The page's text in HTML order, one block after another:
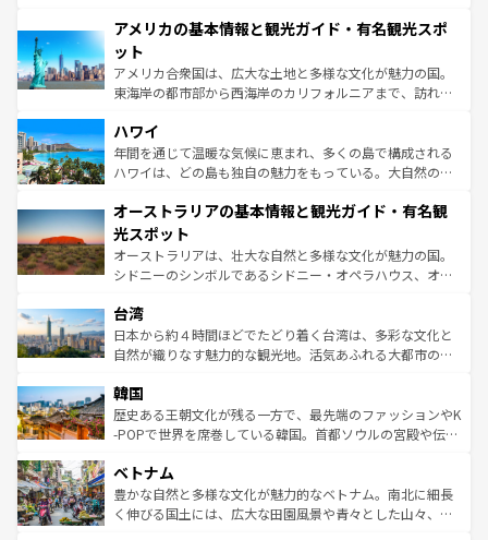
ンツ一覧を参照してほしい。
の建物がそのまま残る町や、スイスならではのユニークな
博物館もあり、アルプス観光だけでなく町歩きも満喫する
ことができる。国民の所得が高いため物価も高いが、旅行
者向けの交通パス提供のサービスもあり、うまく活用すれ
着のスイス情報は
アメリカの基本情報と観光ガイド・有名観光スポ
ット
アメリカ合衆国は、広大な土地と多様な文化が魅力の国。
東海岸の都市部から西海岸のカリフォルニアまで、訪れる
のような巨大都市は、観光、ショッピング、エンターテイ
ンメントが詰まった刺激的なスポットだ。一方、アメリカ
西部には大自然が広がり、グランドキャニオンやイエロー
部のニューオーリンズでは、音楽と美食が融合した独特の
文化が魅力。旅行者はアメリカの各地域で異なる魅力を楽
しみながら、その多様性と豊かな歴史を感じることができ
るだろう。車でのロードトリップや列車の旅も、アメリカ
情報は
ハワイ
年間を通じて温暖な気候に恵まれ、多くの島で構成される
ハワイは、どの島も独自の魅力をもっている。大自然の神
ワイ島は見逃せない。また、定番の観光地といえばオアフ
島だが、静かな自然を求めるならマウイ島やカウアイ島が
おすすめ。エメラルドグリーンに輝く海をはじめ、豊かな
文化や歴史が息づいている。「アロハスピリット」と呼ば
人々、おいしいローカルフードやハワイアンミュージッ
ク、伝統的なフラダンスなど、すべてがハワイの魅力を彩
っている。訪れるたびに新しい発見と感動が待っているハ
はコンテンツ一覧
オーストラリアの基本情報と観光ガイド・有名観
光スポット
オーストラリアは、壮大な自然と多様な文化が魅力の国。
シドニーのシンボルであるシドニー・オペラハウス、オー
リアリーフや大陸中央部にそびえるウルル（エアーズロッ
ク）、タスマニアの美しい原生林やケアンズの熱帯雨林な
ど、見どころがたくさん。また、カフェやワイン、オージ
いる。アクティビティも充実しており、サーフィンやダイ
ビング、ハイキングなど、アウトドア好きにはたまらな
い。オーストラリアの多彩な魅力を存分に味わいつくそ
参照してほしい。
台湾
日本から約４時間ほどでたどり着く台湾は、多彩な文化と
自然が織りなす魅力的な観光地。活気あふれる大都市の台
ン）、静ひつな山岳地帯である台湾東部など、都市の喧騒
と山間の静けさが共存しており、訪れる人に新しい発見と
驚きをもたらしてくれる。また、奥深い台湾の食文化も魅
容にもいいと評判のスイーツなど、バラエティ豊かな料理
が味わえる。 なお、新着の台湾情報は コンテンツ一覧を参
照してほしい。
韓国
歴史ある王朝文化が残る一方で、最先端のファッションやK
-POPで世界を席巻している韓国。首都ソウルの宮殿や伝統
き、地方に足を延ばせば四季折々の自然美を楽しむことが
できる。そして、キムチや焼肉、絶品のストリートフード
まで、さまざまな韓国料理が待っている。夜には、韓国な
ベトナム
豊かな自然と多様な文化が魅力的なベトナム。南北に細長
く伸びる国土には、広大な田園風景や青々とした山々、世